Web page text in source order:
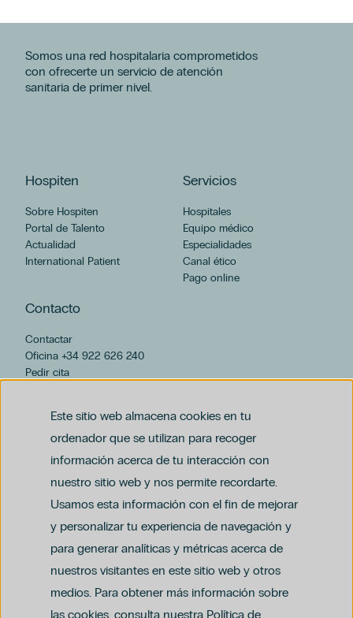
Este sitio web almacena cookies en tu
ordenador que se utilizan para recoger
información acerca de tu interacción con
nuestro sitio web y nos permite recordarte.
Usamos esta información con el fin de mejorar
y personalizar tu experiencia de navegación y
para generar analíticas y métricas acerca de
nuestros visitantes en este sitio web y otros
medios. Para obtener más información sobre
las cookies, consulta nuestra Política de
Somos una red hospitalaria comprometidos
con ofrecerte un servicio de atención
sanitaria de primer nivel.
Hospiten
Sobre Hospiten
Portal de Talento
Actualidad
International Patient
Servicios
Hospitales
Equipo médico
Especialidades
Canal ético
Pago online
Contacto
Contactar
Oficina +34 922 626 240
Pedir cita
Política de privacidad y protección de datos
Política del canal ético (PDF)
Política de compliance penal (PDF)